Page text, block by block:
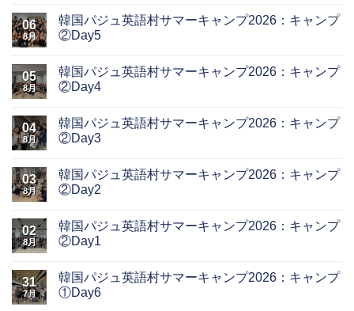
06
8月
韓国パジュ英語村サマーキャンプ2026：キャンプ
②Day5
05
8月
韓国パジュ英語村サマーキャンプ2026：キャンプ
②Day4
04
8月
韓国パジュ英語村サマーキャンプ2026：キャンプ
②Day3
03
8月
韓国パジュ英語村サマーキャンプ2026：キャンプ
②Day2
02
8月
韓国パジュ英語村サマーキャンプ2026：キャンプ
②Day1
31
7月
韓国パジュ英語村サマーキャンプ2026：キャンプ
①Day6